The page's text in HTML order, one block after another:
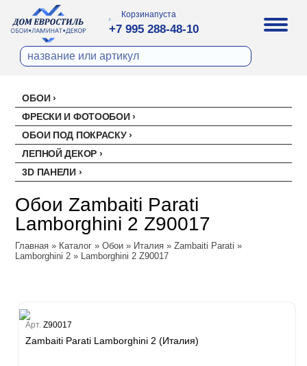
Корзинапуста
+7 995 288-48-10
ОБОИ
Все обои
Палитра
Палитра
Erismann
Erismann
Артекс
Ateliero
Милласа
Ambient
Ambient Vol.2
Ambient Vol.3
Artsimple
Geometry
NC (Эн Си)
Melodia
Canova
ФРЕСКИ И ФОТООБОИ
ОБОИ ПОД ПОКРАСКУ
Стеклохолст малярный
Ремонтный флизелин
ЛЕПНОЙ ДЕКОР
Перфект
3D ПАНЕЛИ
Панели под покраску
Цветные панели
Обои Zambaiti Parati
Lamborghini 2 Z90017
Главная » Каталог »Обои » Италия »Zambaiti Parati »
Lamborghini 2 » Lamborghini 2 Z90017
Арт.Z90017
Zambaiti Parati Lamborghini 2 (Италия)